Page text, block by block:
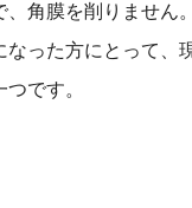
、角膜を削りません
なった方にとって、
です。